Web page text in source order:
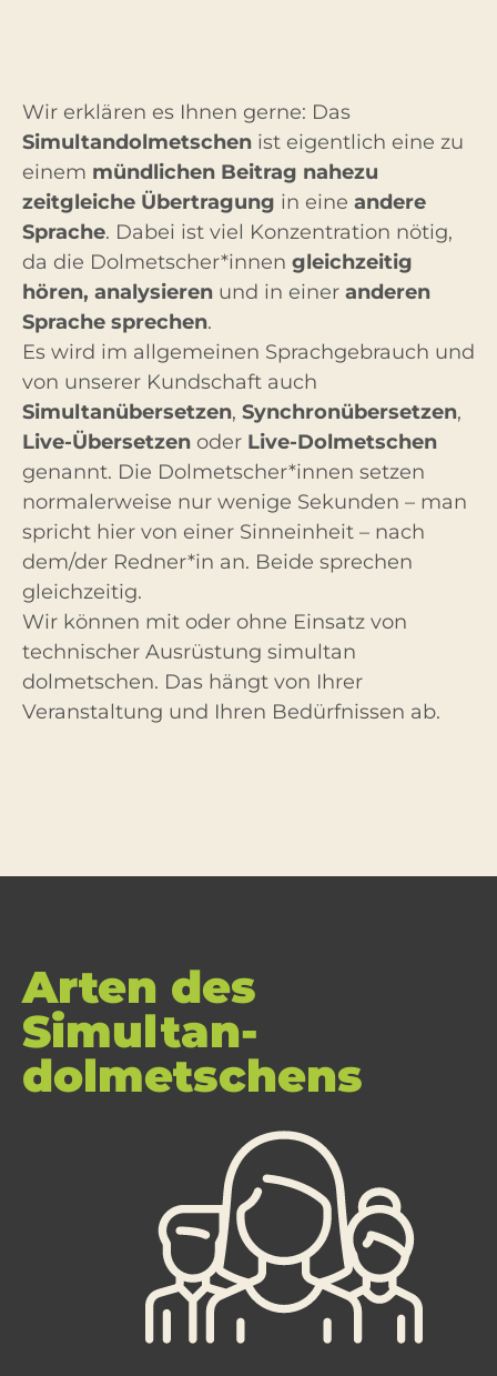
Wir erklären es Ihnen gerne: Das
Simultandolmetschen ist eigentlich eine zu
einem mündlichen Beitrag nahezu
zeitgleiche Übertragung in eine andere
Sprache. Dabei ist viel Konzentration nötig,
da die Dolmetscher*innen gleichzeitig
hören, analysieren und in einer anderen
Sprache sprechen.
Es wird im allgemeinen Sprachgebrauch und
von unserer Kundschaft auch
Simultanübersetzen, Synchronübersetzen,
Live-Übersetzen oder Live-Dolmetschen
genannt. Die Dolmetscher*innen setzen
normalerweise nur wenige Sekunden – man
spricht hier von einer Sinneinheit – nach
dem/der Redner*in an. Beide sprechen
gleichzeitig.
Wir können mit oder ohne Einsatz von
technischer Ausrüstung simultan
dolmetschen. Das hängt von Ihrer
Veranstaltung und Ihren Bedürfnissen ab.
Arten des
Simultan­
dolmetschens